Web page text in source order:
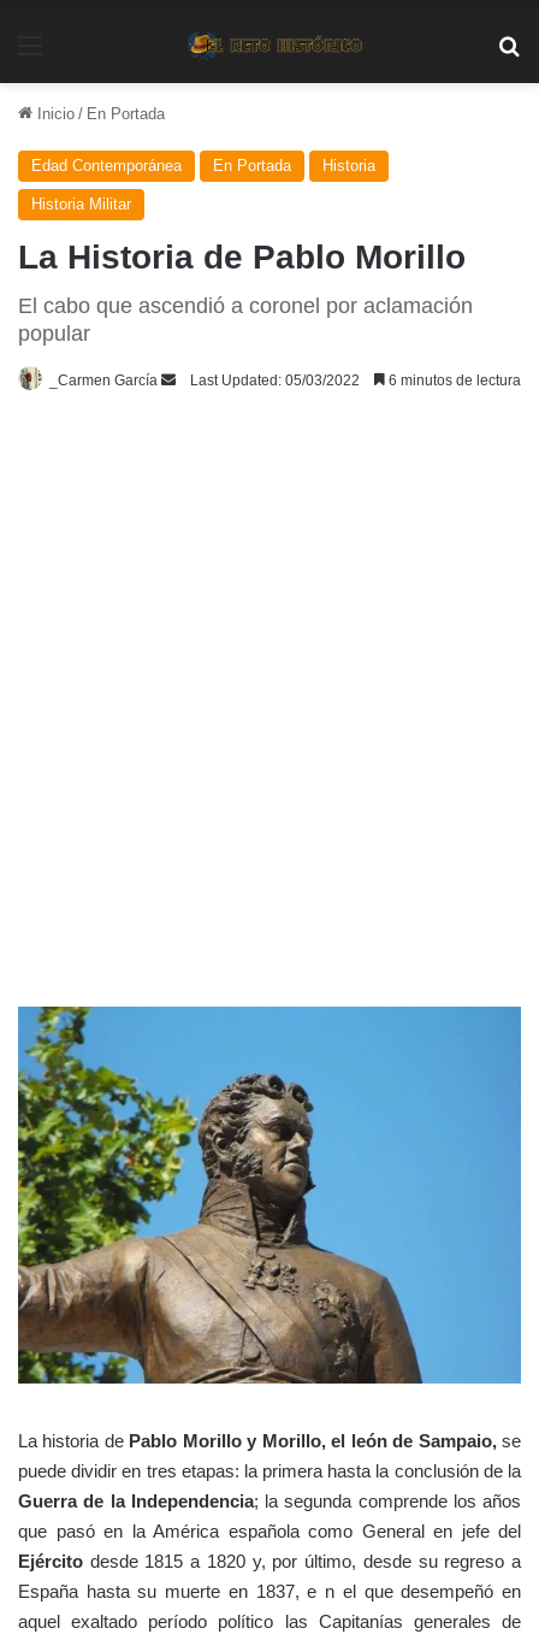
Inicio / En Portada
Edad Contemporánea En Portada Historia
Historia Militar
La Historia de Pablo Morillo
El cabo que ascendió a coronel por aclamación
popular
_Carmen García
SendLast Updated: 05/03/2022 6 minutos de lectura
La historia de Pablo Morillo y Morillo, el león de Sampaio,se
puede dividir en tres etapas: la primera hasta la conclusión de la
Guerra de la Independencia; la segunda comprende los años
que pasó en la América española como General en jefe del
Ejército desde 1815 a 1820 y, por último, desde su regreso a
España hasta su muerte en 1837, e n el que desempeñó en
aquel exaltado período político las Capitanías generales de